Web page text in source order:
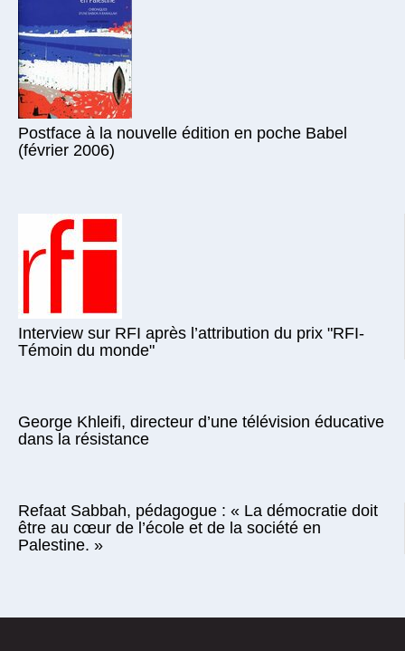
Postface à la nouvelle édition en poche Babel
(février 2006)
Interview sur RFI après l’attribution du prix "RFI-
Témoin du monde"
George Khleifi, directeur d’une télévision éducative
dans la résistance
Refaat Sabbah, pédagogue : « La démocratie doit
être au cœur de l’école et de la société en
Palestine. »